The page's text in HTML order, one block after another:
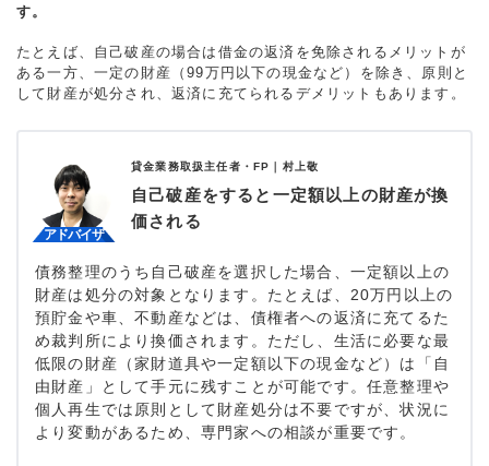
す。
たとえば、自己破産の場合は借金の返済を免除されるメリットが
ある一方、一定の財産（99万円以下の現金など）を除き、原則と
して財産が処分され、返済に充てられるデメリットもあります。
貸金業務取扱主任者・FP｜ 村上敬
自己破産をすると一定額以上の財産が換
価される
債務整理のうち自己破産を選択した場合、一定額以上の
財産は処分の対象となります。たとえば、20万円以上の
預貯金や車、不動産などは、債権者への返済に充てるた
め裁判所により換価されます。ただし、生活に必要な最
低限の財産（家財道具や一定額以下の現金など）は「自
由財産」として手元に残すことが可能です。任意整理や
個人再生では原則として財産処分は不要ですが、状況に
より変動があるため、専門家への相談が重要です。